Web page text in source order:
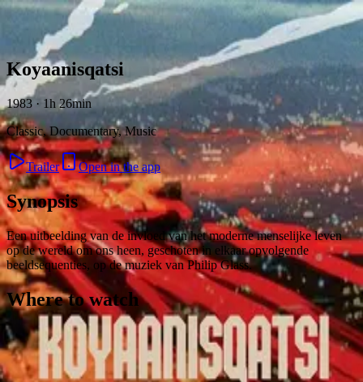
Skip to content
Koyaanisqatsi
1983 · 1h 26min
Classic, Documentary, Music
Trailer Open in the app
Synopsis
Een uitbeelding van de invloed van het moderne menselijke leven
op de wereld om ons heen, geschoten in elkaar opvolgende
beeldsequenties, op de muziek van Philip Glass.
Where to watch
Contact Feedback Privacy
Terms
©2026 Byoscoop · a product of Boydroid B.V.